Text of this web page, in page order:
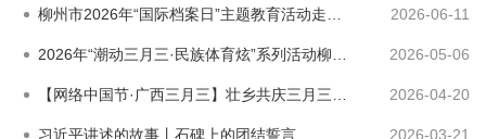
2026-06-11
2026-05-06
2026-04-20
习近平讲述的故事丨石碑上的团结誓言 2026-03-21